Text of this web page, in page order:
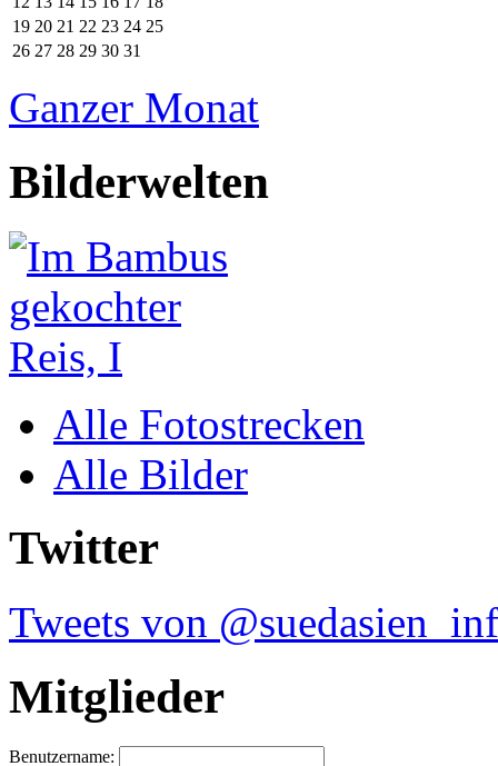
19 20 21 22 23 24 25
26 27 28 29 30 31
Ganzer Monat
Bilderwelten
Alle Fotostrecken
Alle Bilder
Twitter
Tweets von
Mitglieder
Benutzername: